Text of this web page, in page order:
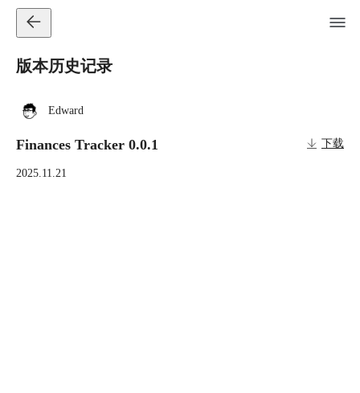
版本历史记录
Edward
Finances Tracker 0.0.1 下载
2025.11.21